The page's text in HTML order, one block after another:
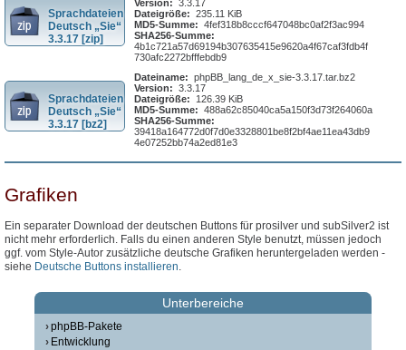
Sprachdateien
Deutsch „Sie“
3.3.17 [zip]
Version: 3.3.17
Dateigröße: 235.11 KiB
MD5-Summe: 4fef318b8cccf647048bc0af2f3ac994
SHA256-Summe:
4b1c721a57d69194b307635415e9620a4f67caf3fdb4f
730afc2272bfffebdb9
Sprachdateien
Deutsch „Sie“
3.3.17 [bz2]
Dateiname: phpBB_lang_de_x_sie-3.3.17.tar.bz2
Version: 3.3.17
Dateigröße:
126.39 KiB
MD5-Summe: 488a62c85040ca5a150f3d73f264060a
SHA256-Summe:
39418a164772d0f7d0e3328801be8f2bf4ae11ea43db9
4e07252bb74a2ed81e3
Grafiken
Ein separater Download der deutschen Buttons für prosilver und subSilver2 ist
nicht mehr erforderlich. Falls du einen anderen Style benutzt, müssen jedoch
ggf. vom Style-Autor zusätzliche deutsche Grafiken heruntergeladen werden -
siehe Deutsche Buttons installieren.
Unterbereiche
phpBB-Pakete
Entwicklung